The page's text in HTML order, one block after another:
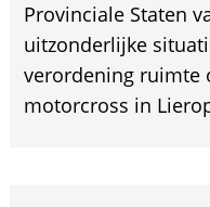
Provinciale Staten
uitzonderlijke
verordening ruimte
motorcross in